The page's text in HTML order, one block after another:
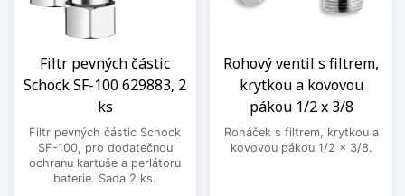
Filtr pevných částic
Schock SF-100 629883, 2
ks
Filtr pevných částic Schock
SF-100, pro dodatečnou
ochranu kartuše a perlátoru
baterie. Sada 2 ks.
Rohový ventil s filtrem,
krytkou a kovovou
pákou 1/2 x 3/8
Roháček s filtrem, krytkou a
kovovou pákou 1/2 x 3/8.